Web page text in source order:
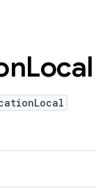
Local